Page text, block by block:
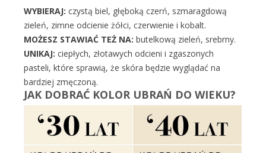
WYBIERAJ: czystą biel, głęboką czerń, szmaragdową
zieleń, zimne odcienie żółci, czerwienie i kobalt.
MOŻESZ STAWIAĆ TEŻ NA: butelkową zieleń, srebrny.
UNIKAJ: ciepłych, złotawych odcieni i zgaszonych
pasteli, które sprawią, że skóra będzie wyglądać na
bardziej zmęczoną.
JAK DOBRAĆ KOLOR UBRAŃ DO WIEKU?